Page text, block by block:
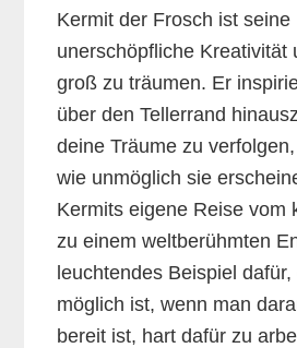
Kermit der Frosch ist seine
unerschöpfliche Kreativität
groß zu träumen. Er
über den Tellerrand
deine Träume zu
wie unmöglich sie
Kermits eigene Reise vom
zu einem weltberühmten
leuchtendes Beispiel
möglich ist, wenn man
bereit ist, hart dafür zu